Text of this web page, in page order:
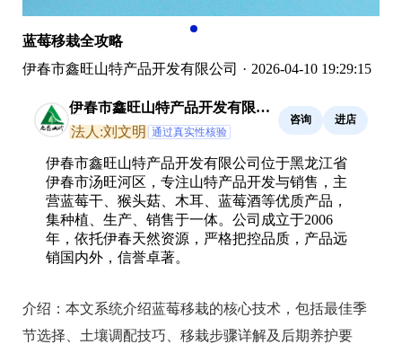
蓝莓移栽全攻略
伊春市鑫旺山特产品开发有限公司 · 2026-04-10 19:29:15
伊春市鑫旺山特产品开发有限公
司
法人:刘文明 通过真实性核验
咨询 进店
伊春市鑫旺山特产品开发有限公司位于黑龙江省
伊春市汤旺河区，专注山特产品开发与销售，主
营蓝莓干、猴头菇、木耳、蓝莓酒等优质产品，
集种植、生产、销售于一体。公司成立于2006
年，依托伊春天然资源，严格把控品质，产品远
销国内外，信誉卓著。
介绍： 本文系统介绍蓝莓移栽的核心技术，包括最佳季
节选择、土壤调配技巧、移栽步骤详解及后期养护要